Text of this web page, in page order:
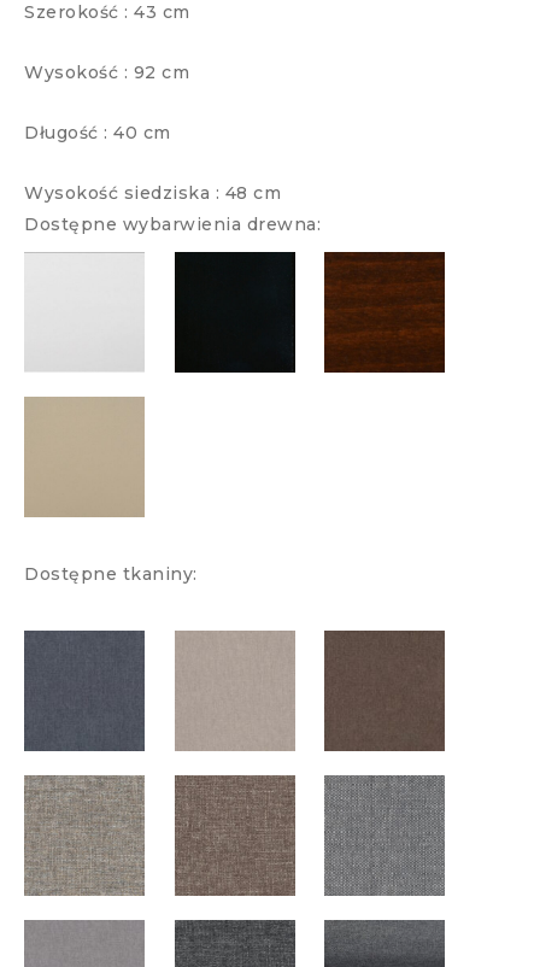
Szerokość : 43 cm
Wysokość : 92 cm
Długość : 40 cm
Wysokość siedziska : 48 cm
Dostępne wybarwienia drewna:
Dostępne tkaniny: